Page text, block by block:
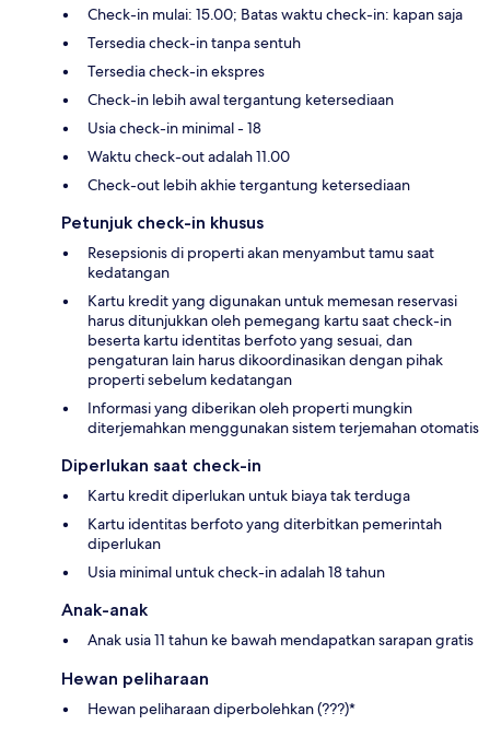
Check-in mulai: 15.00; Batas waktu check-in: kapan saja
Tersedia check-in tanpa sentuh
Tersedia check-in ekspres
Check-in lebih awal tergantung ketersediaan
Usia check-in minimal - 18
Waktu check-out adalah 11.00
Check-out lebih akhie tergantung ketersediaan
Petunjuk check-in khusus
Resepsionis di properti akan menyambut tamu saat
kedatangan
Kartu kredit yang digunakan untuk memesan reservasi
harus ditunjukkan oleh pemegang kartu saat check-in
beserta kartu identitas berfoto yang sesuai, dan
pengaturan lain harus dikoordinasikan dengan pihak
properti sebelum kedatangan
Informasi yang diberikan oleh properti mungkin
diterjemahkan menggunakan sistem terjemahan otomatis
Diperlukan saat check-in
Kartu kredit diperlukan untuk biaya tak terduga
Kartu identitas berfoto yang diterbitkan pemerintah
diperlukan
Usia minimal untuk check-in adalah 18 tahun
Anak-anak
Anak usia 11 tahun ke bawah mendapatkan sarapan gratis
Hewan peliharaan
Hewan peliharaan diperbolehkan (???)*